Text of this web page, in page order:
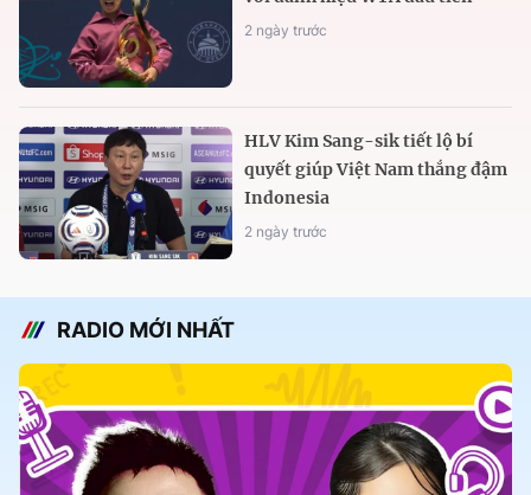
2 ngày trước
HLV Kim Sang-sik tiết lộ bí
quyết giúp Việt Nam thắng đậm
Indonesia
2 ngày trước
RADIO MỚI NHẤT